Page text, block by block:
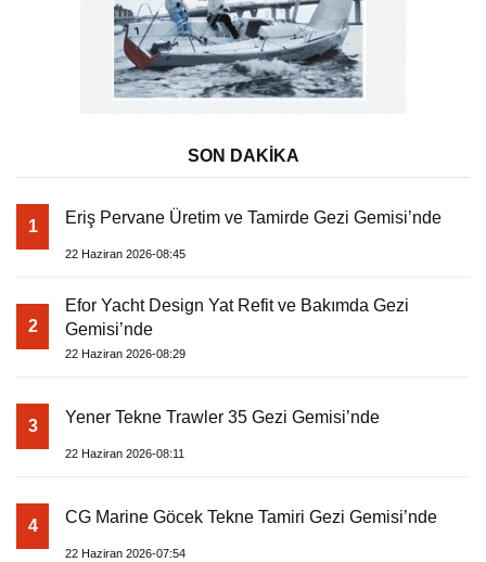
SON DAKİKA
1 Eriş Pervane Üretim ve Tamirde Gezi Gemisi’nde
22 Haziran 2026-08:45
2
Efor Yacht Design Yat Refit ve Bakımda Gezi
Gemisi’nde
22 Haziran 2026-08:29
3 Yener Tekne Trawler 35 Gezi Gemisi’nde
22 Haziran 2026-08:11
4 CG Marine Göcek Tekne Tamiri Gezi Gemisi’nde
22 Haziran 2026-07:54